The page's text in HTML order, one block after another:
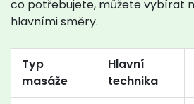
co potřebujete, můžete vybírat
hlavními směry.
Typ
masáže
Hlavní
technika